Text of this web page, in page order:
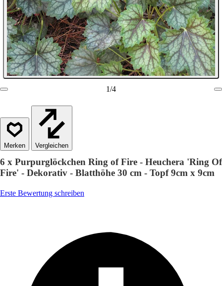
1/4
Vergleichen
6 x Purpurglöckchen Ring of Fire - Heuchera 'Ring Of
Fire' - Dekorativ - Blatthöhe 30 cm - Topf 9cm x 9cm
Erste Bewertung schreiben